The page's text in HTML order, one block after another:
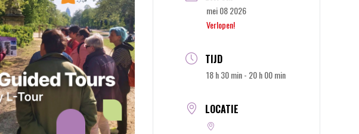
mei 08 2026
Verlopen!
TIJD
18 h 30 min - 20 h 00 min
LOCATIE